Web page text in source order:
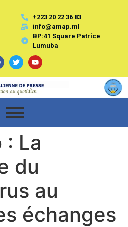
+223 20 22 36 83
info@amap.ml
BP:41 Square Patrice
Lumuba
: La
du
au
échanges